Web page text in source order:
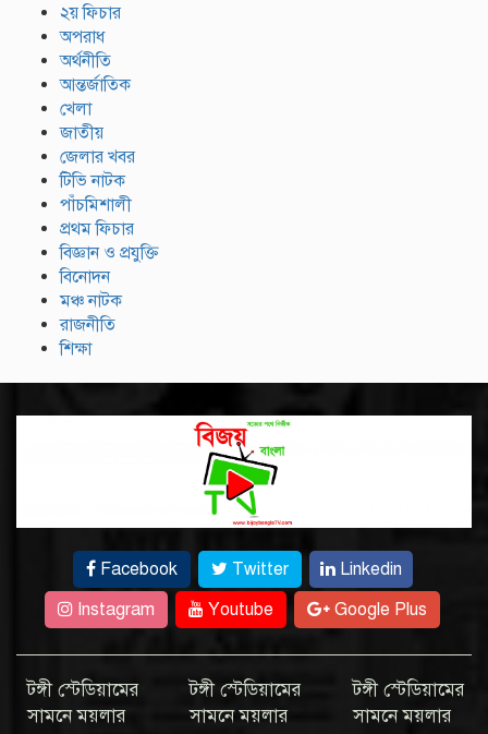
২য় ফিচার
অপরাধ
অর্থনীতি
আন্তর্জাতিক
খেলা
জাতীয়
জেলার খবর
টিভি নাটক
পাঁচমিশালী
প্রথম ফিচার
বিজ্ঞান ও প্রযুক্তি
বিনোদন
মঞ্চ নাটক
রাজনীতি
শিক্ষা
Facebook Twitter
Linkedin
Instagram
Youtube Google Plus
টঙ্গী স্টেডিয়ামের
সামনে ময়লার
টঙ্গী স্টেডিয়ামের
সামনে ময়লার
টঙ্গী স্টেডিয়ামের
সামনে ময়লার